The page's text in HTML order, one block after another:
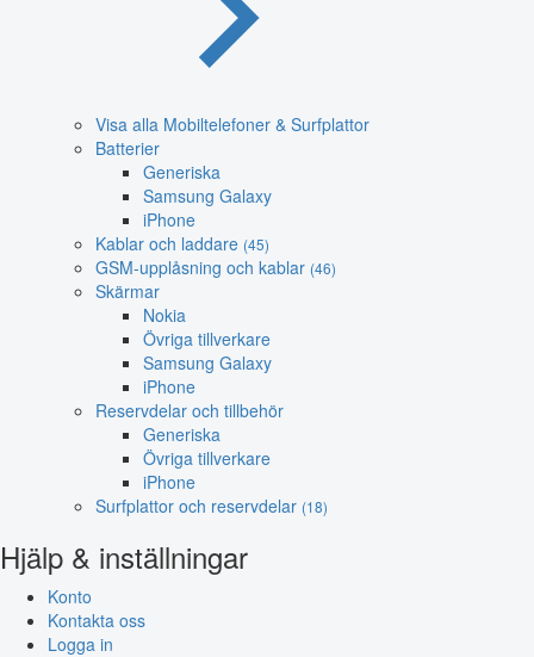
Visa alla Mobiltelefoner & Surfplattor
Batterier
Generiska
Samsung Galaxy
iPhone
Kablar och laddare (45)
GSM-upplåsning och kablar (46)
Skärmar
Nokia
Övriga tillverkare
Samsung Galaxy
iPhone
Reservdelar och tillbehör
Generiska
Övriga tillverkare
iPhone
Surfplattor och reservdelar (18)
Hjälp & inställningar
Konto
Kontakta oss
Logga in